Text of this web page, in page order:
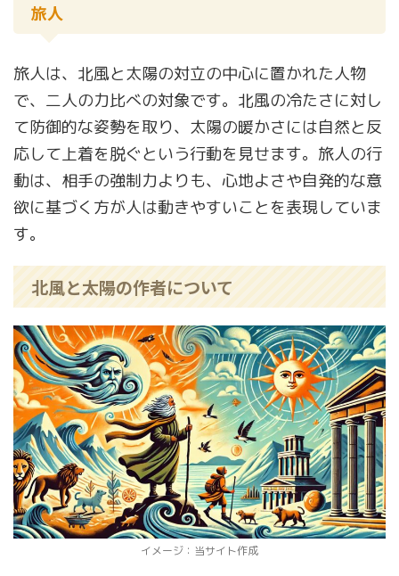
旅人
旅人は、北風と太陽の対立の中心に置かれた人物
で、二人の力比べの対象です。北風の冷たさに対し
て防御的な姿勢を取り、太陽の暖かさには自然と反
応して上着を脱ぐという行動を見せます。旅人の行
動は、相手の強制力よりも、心地よさや自発的な意
欲に基づく方が人は動きやすいことを表現していま
す。
北風と太陽の作者について
イメージ：当サイト作成